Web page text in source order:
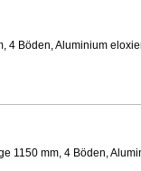
4 Böden, Aluminium
1150 mm, 4 Böden,